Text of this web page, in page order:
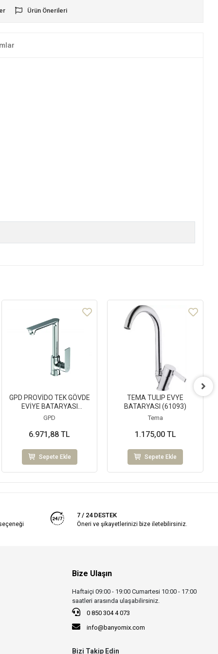
Ürün Önerileri
GPD PROVİDO TEK GÖVDE
EVİYE BATARYASI
(MTE155)
GPD
6.971,88 TL
Sepete Ekle
TEMA TULIP EVYE
BATARYASI (61093)
Tema
1.175,00 TL
Sepete Ekle
7 / 24 DESTEK
Öneri ve şikayetlerinizi bize iletebilirsiniz.
Bize Ulaşın
Haftaiçi 09:00 - 19:00 Cumartesi 10:00 - 17:00
saatleri arasında ulaşabilirsiniz.
0 850 304 4 073
info@banyomix.com
Bizi Takip Edin